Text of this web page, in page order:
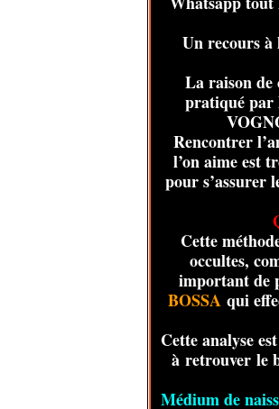
Un recours à
La raison de
pratiqué par
Rencontrer
l’on aime est
pour s’assurer
Cette
occultes,
important de
BOSSA qui
Cette analyse
à retrouver le
Médium de